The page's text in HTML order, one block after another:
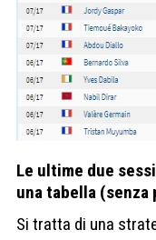
Le ultime due
una tabella (senza
Si tratta di una